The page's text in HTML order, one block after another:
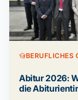
BERUFLICHES
Abitur 2026:
die